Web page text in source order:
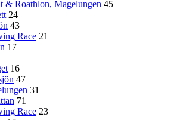
& Roathlon, Magelungen 45
24
43
Race 21
17
16
47
31
71
Race 23